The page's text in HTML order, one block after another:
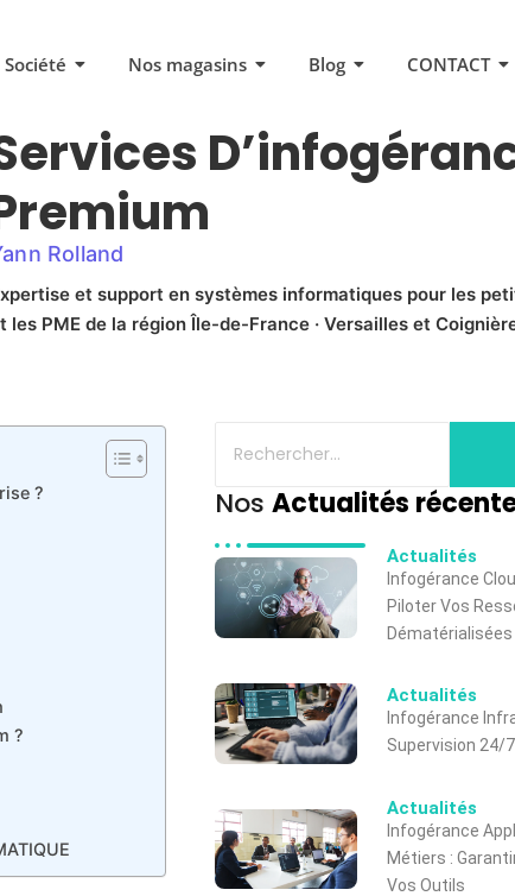
Nos magasins Blog CONTACT
Rolland
et support en systèmes informatiques pour les
les PME de la région Île-de-France · Versailles et
?
?
Nos Actualités
Actualités
Infogérance
Piloter Vos
Dématérialisées
Actualités
Infogérance
Supervision 24/7
Actualités
Infogérance
Métiers :
Vos Outils